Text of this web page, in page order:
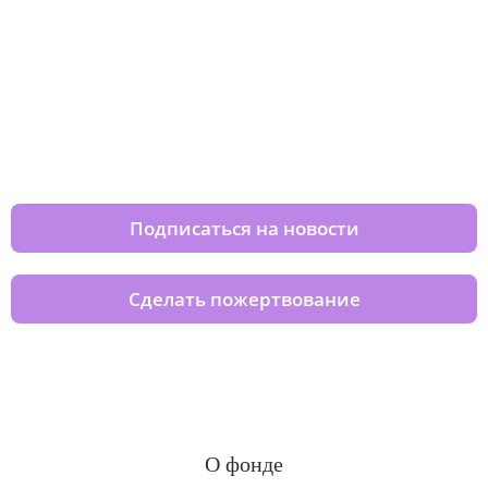
Подписаться на новости
Сделать пожертвование
О фонде